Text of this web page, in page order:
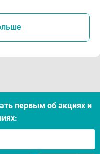
первым об акцияx и